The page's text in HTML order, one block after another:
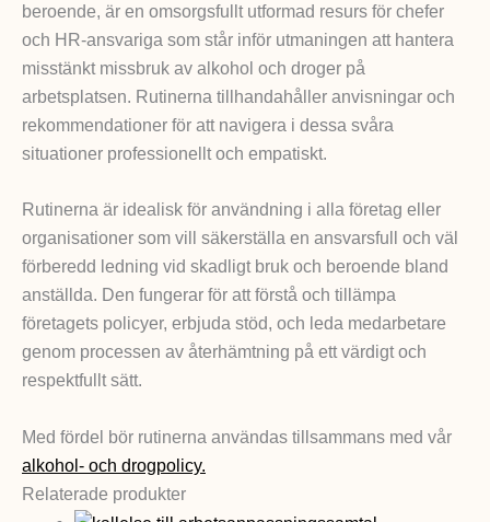
beroende, är en omsorgsfullt utformad resurs för chefer
och HR-ansvariga som står inför utmaningen att hantera
misstänkt missbruk av alkohol och droger på
arbetsplatsen. Rutinerna tillhandahåller anvisningar och
rekommendationer för att navigera i dessa svåra
situationer professionellt och empatiskt.
Rutinerna är idealisk för användning i alla företag eller
organisationer som vill säkerställa en ansvarsfull och väl
förberedd ledning vid skadligt bruk och beroende bland
anställda. Den fungerar för att förstå och tillämpa
företagets policyer, erbjuda stöd, och leda medarbetare
genom processen av återhämtning på ett värdigt och
respektfullt sätt.
Med fördel bör rutinerna användas tillsammans med vår
alkohol- och drogpolicy.
Relaterade produkter